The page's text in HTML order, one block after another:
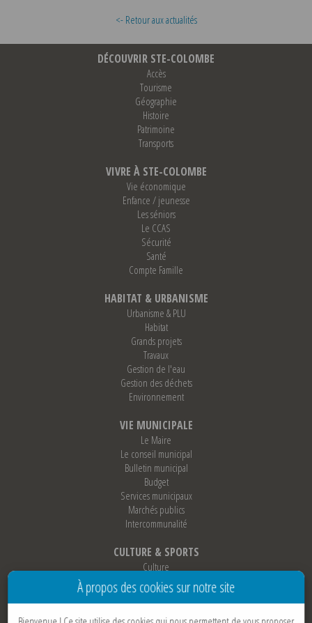
<- Retour aux actualités
DÉCOUVRIR STE-COLOMBE
Accès
Tourisme
Géographie
Histoire
Patrimoine
Transports
VIVRE À STE-COLOMBE
Vie économique
Enfance / jeunesse
Les séniors
Le CCAS
Sécurité
Santé
Compte Famille
HABITAT & URBANISME
Urbanisme & PLU
Habitat
Grands projets
Travaux
Gestion de l'eau
Gestion des déchets
Environnement
VIE MUNICIPALE
Le Maire
Le conseil municipal
Bulletin municipal
Budget
Services municipaux
Marchés publics
Intercommunalité
CULTURE & SPORTS
Culture
Sports
Loisirs
Associations
À propos des cookies sur notre site